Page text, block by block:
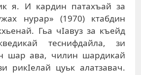
я. И кардин патахъай за
нурар» (1970) ктабдин
Гьа чIавуз за къейд
теснифдайла, зи
шар ава, чилин шардикай
рикIелай цуьк алатзавач.